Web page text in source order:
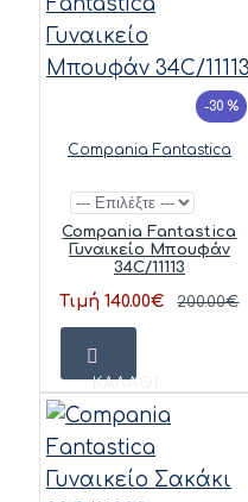
-30 %
Compania Fantastica
Compania Fantastica
Γυναικείο Μπουφάν
34C/11113
Τιμή 140.00€ 200.00€
ΚΑΛΆΘΙ